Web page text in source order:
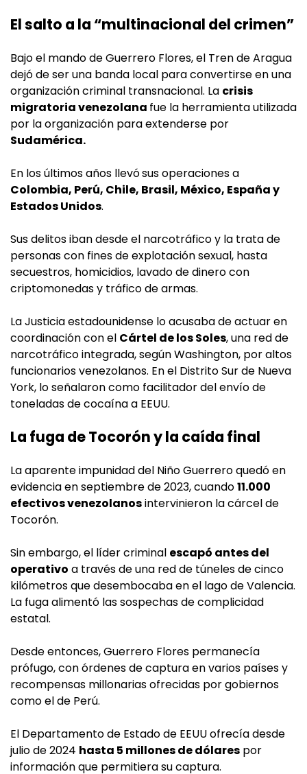
El salto a la “multinacional del crimen”
Bajo el mando de Guerrero Flores, el Tren de Aragua
dejó de ser una banda local para convertirse en una
organización criminal transnacional. La crisis
migratoria venezolana fue la herramienta utilizada
por la organización para extenderse por
Sudamérica.
En los últimos años llevósus operaciones a
Colombia, Perú, Chile, Brasil, México, España y
Estados Unidos.
Sus delitos iban desde el narcotráfico y la trata de
personas con fines de explotación sexual, hasta
secuestros, homicidios, lavado de dinero con
criptomonedas y tráfico de armas.
La Justicia estadounidense lo acusaba de actuar en
coordinación con el Cártel de los Soles, una red de
narcotráfico integrada, según Washington, por altos
funcionarios venezolanos. En el Distrito Sur de Nueva
York, lo señalaron como facilitador del envío de
toneladas de cocaína a EEUU.
La fuga de Tocorón y la caída final
La aparente impunidad del Niño Guerrero quedó en
evidencia en septiembre de 2023, cuando11.000
efectivos venezolanosintervinieron la cárcel de
Tocorón.
Sin embargo, el líder criminal escapó antes del
operativo a través de una red de túneles de cinco
kilómetros que desembocaba en el lago de Valencia.
La fuga alimentó las sospechas de complicidad
estatal.
Desde entonces, Guerrero Flores permanecía
prófugo, con órdenes de captura en varios países y
recompensas millonarias ofrecidas por gobiernos
como el de Perú.
El Departamento de Estado de EEUU ofrecía desde
julio de 2024 hasta 5 millones de dólares por
información que permitiera su captura.